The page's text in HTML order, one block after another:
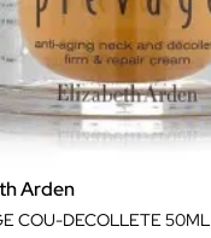
Arden
COU-DECOLLETE 50ML